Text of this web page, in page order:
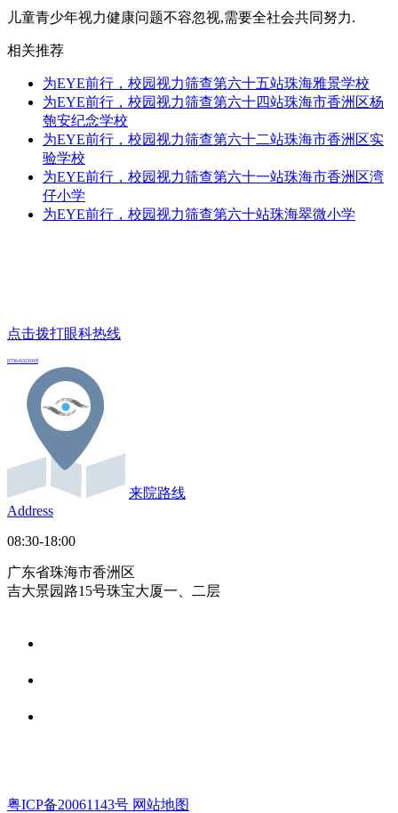
儿童青少年视力健康问题不容忽视,需要全社会共同努力.
相关推荐
为EYE前行，校园视力筛查第六十五站珠海雅景学校
为EYE前行，校园视力筛查第六十四站珠海市香洲区杨
匏安纪念学校
为EYE前行，校园视力筛查第六十二站珠海市香洲区实
验学校
为EYE前行，校园视力筛查第六十一站珠海市香洲区湾
仔小学
为EYE前行，校园视力筛查第六十站珠海翠微小学
点击拨打眼科热线
0756-6321018
来院路线
Address
08:30-18:00
广东省珠海市香洲区
吉大景园路15号珠宝大厦一、二层
粤ICP备20061143号 网站地图